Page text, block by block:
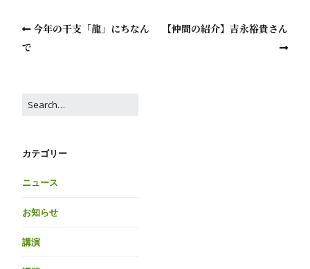
今年の干支「龍」にちなん
で
【仲間の紹介】吉永裕貴さん
カテゴリー
ニュース
お知らせ
講演